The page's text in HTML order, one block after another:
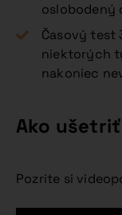
oslobodený
Časový test
niektorých
nakoniec
Ako
Pozrite si